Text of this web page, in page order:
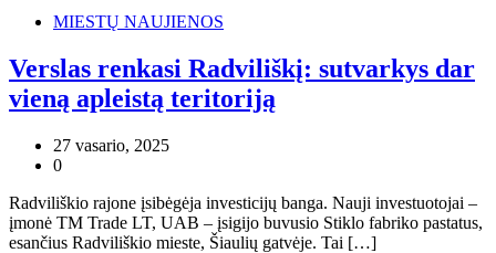
MIESTŲ NAUJIENOS
Verslas renkasi Radviliškį: sutvarkys dar
vieną apleistą teritoriją
27 vasario, 2025
0
Radviliškio rajone įsibėgėja investicijų banga. Nauji investuotojai –
įmonė TM Trade LT, UAB – įsigijo buvusio Stiklo fabriko pastatus,
esančius Radviliškio mieste, Šiaulių gatvėje. Tai […]